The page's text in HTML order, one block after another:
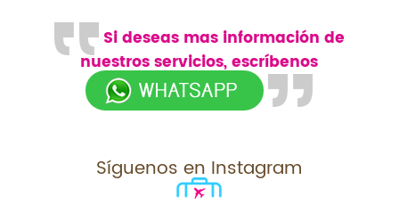
Si deseas mas información de
nuestros servicios, escríbenos
Síguenos en Instagram